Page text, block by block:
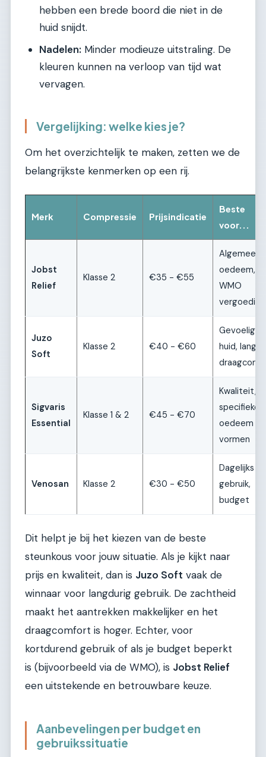
hebben een brede boord die niet in de
huid snijdt.
Nadelen: Minder modieuze uitstraling. De
kleuren kunnen na verloop van tijd wat
vervagen.
Vergelijking: welke kies je?
Om het overzichtelijk te maken, zetten we de
belangrijkste kenmerken op een rij.
Merk Compressie Prijsindicatie
Beste
voor...
Jobst
Relief
Klasse 2 €35 - €55
Algemeen
oedeem,
WMO
vergoeding
Juzo
Soft
Klasse 2 €40 - €60
Gevoelige
huid, lang
Sigvaris
Essential
Klasse 1 & 2 €45 - €70
Kwaliteit,
specifieke
oedeem
vormen
Venosan Klasse 2 €30 - €50
Dagelijks
gebruik,
budget
Dit helpt je bij het kiezen van de beste
steunkous voor jouw situatie. Als je kijkt naar
prijs en kwaliteit, dan is Juzo Soft vaak de
winnaar voor langdurig gebruik. De zachtheid
maakt het aantrekken makkelijker en het
draagcomfort is hoger. Echter, voor
kortdurend gebruik of als je budget beperkt
is (bijvoorbeeld via de WMO), is Jobst Relief
een uitstekende en betrouwbare keuze.
Aanbevelingen per budget en
gebruikssituatie